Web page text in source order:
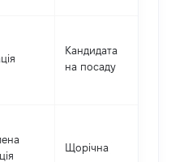
Кандидата
на посаду
Щорічна